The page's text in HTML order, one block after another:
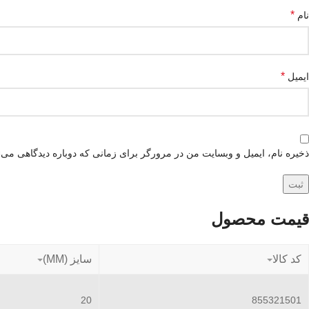
نام *
ایمیل *
ذخیره نام، ایمیل و وبسایت من در مرورگر برای زمانی که دوباره دیدگاهی
قیمت محصول
کد کالا سایز (MM)
855321501
20